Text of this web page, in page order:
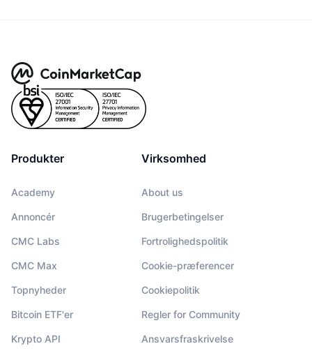
Produkter
Academy
Annoncér
CMC Labs
CMC Max
Topnyheder
Bitcoin ETF'er
Krypto API
Virksomhed
About us
Brugerbetingelser
Fortrolighedspolitik
Cookie-præferencer
Cookiepolitik
Regler for Community
Ansvarsfraskrivelse